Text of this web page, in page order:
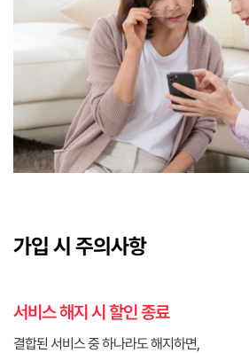
가입 시 주의사항
서비스 해지 시 할인 종료
결합된 서비스 중 하나라도 해지하면,